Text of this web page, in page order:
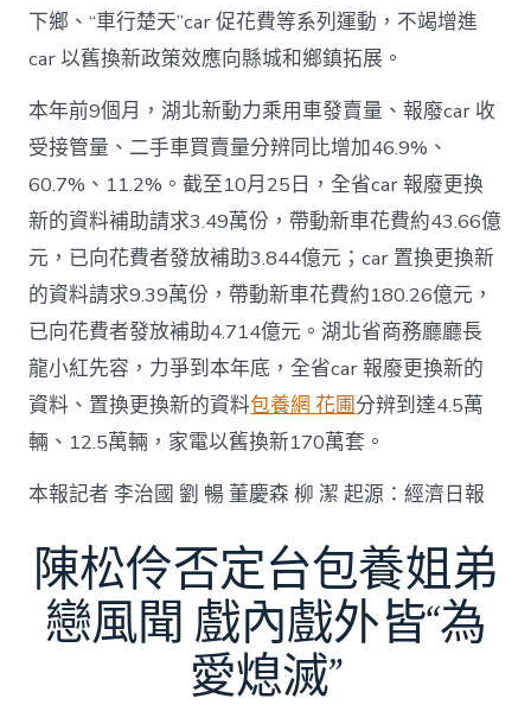
下鄉、“車行楚天”car 促花費等系列運動，不竭增進
car 以舊換新政策效應向縣城和鄉鎮拓展。
本年前9個月，湖北新動力乘用車發賣量、報廢car 收
受接管量、二手車買賣量分辨同比增加46.9%、
60.7%、11.2%。截至10月25日，全省car 報廢更換
新的資料補助請求3.49萬份，帶動新車花費約43.66億
元，已向花費者發放補助3.844億元；car 置換更換新
的資料請求9.39萬份，帶動新車花費約180.26億元，
已向花費者發放補助4.714億元。湖北省商務廳廳長
龍小紅先容，力爭到本年底，全省car 報廢更換新的
資料、置換更換新的資料包養網 花圃分辨到達4.5萬
輛、12.5萬輛，家電以舊換新170萬套。
本報記者 李治國 劉 暢 董慶森 柳 潔 起源：經濟日報
陳松伶否定台包養姐弟
戀風聞 戲內戲外皆“為
愛熄滅”